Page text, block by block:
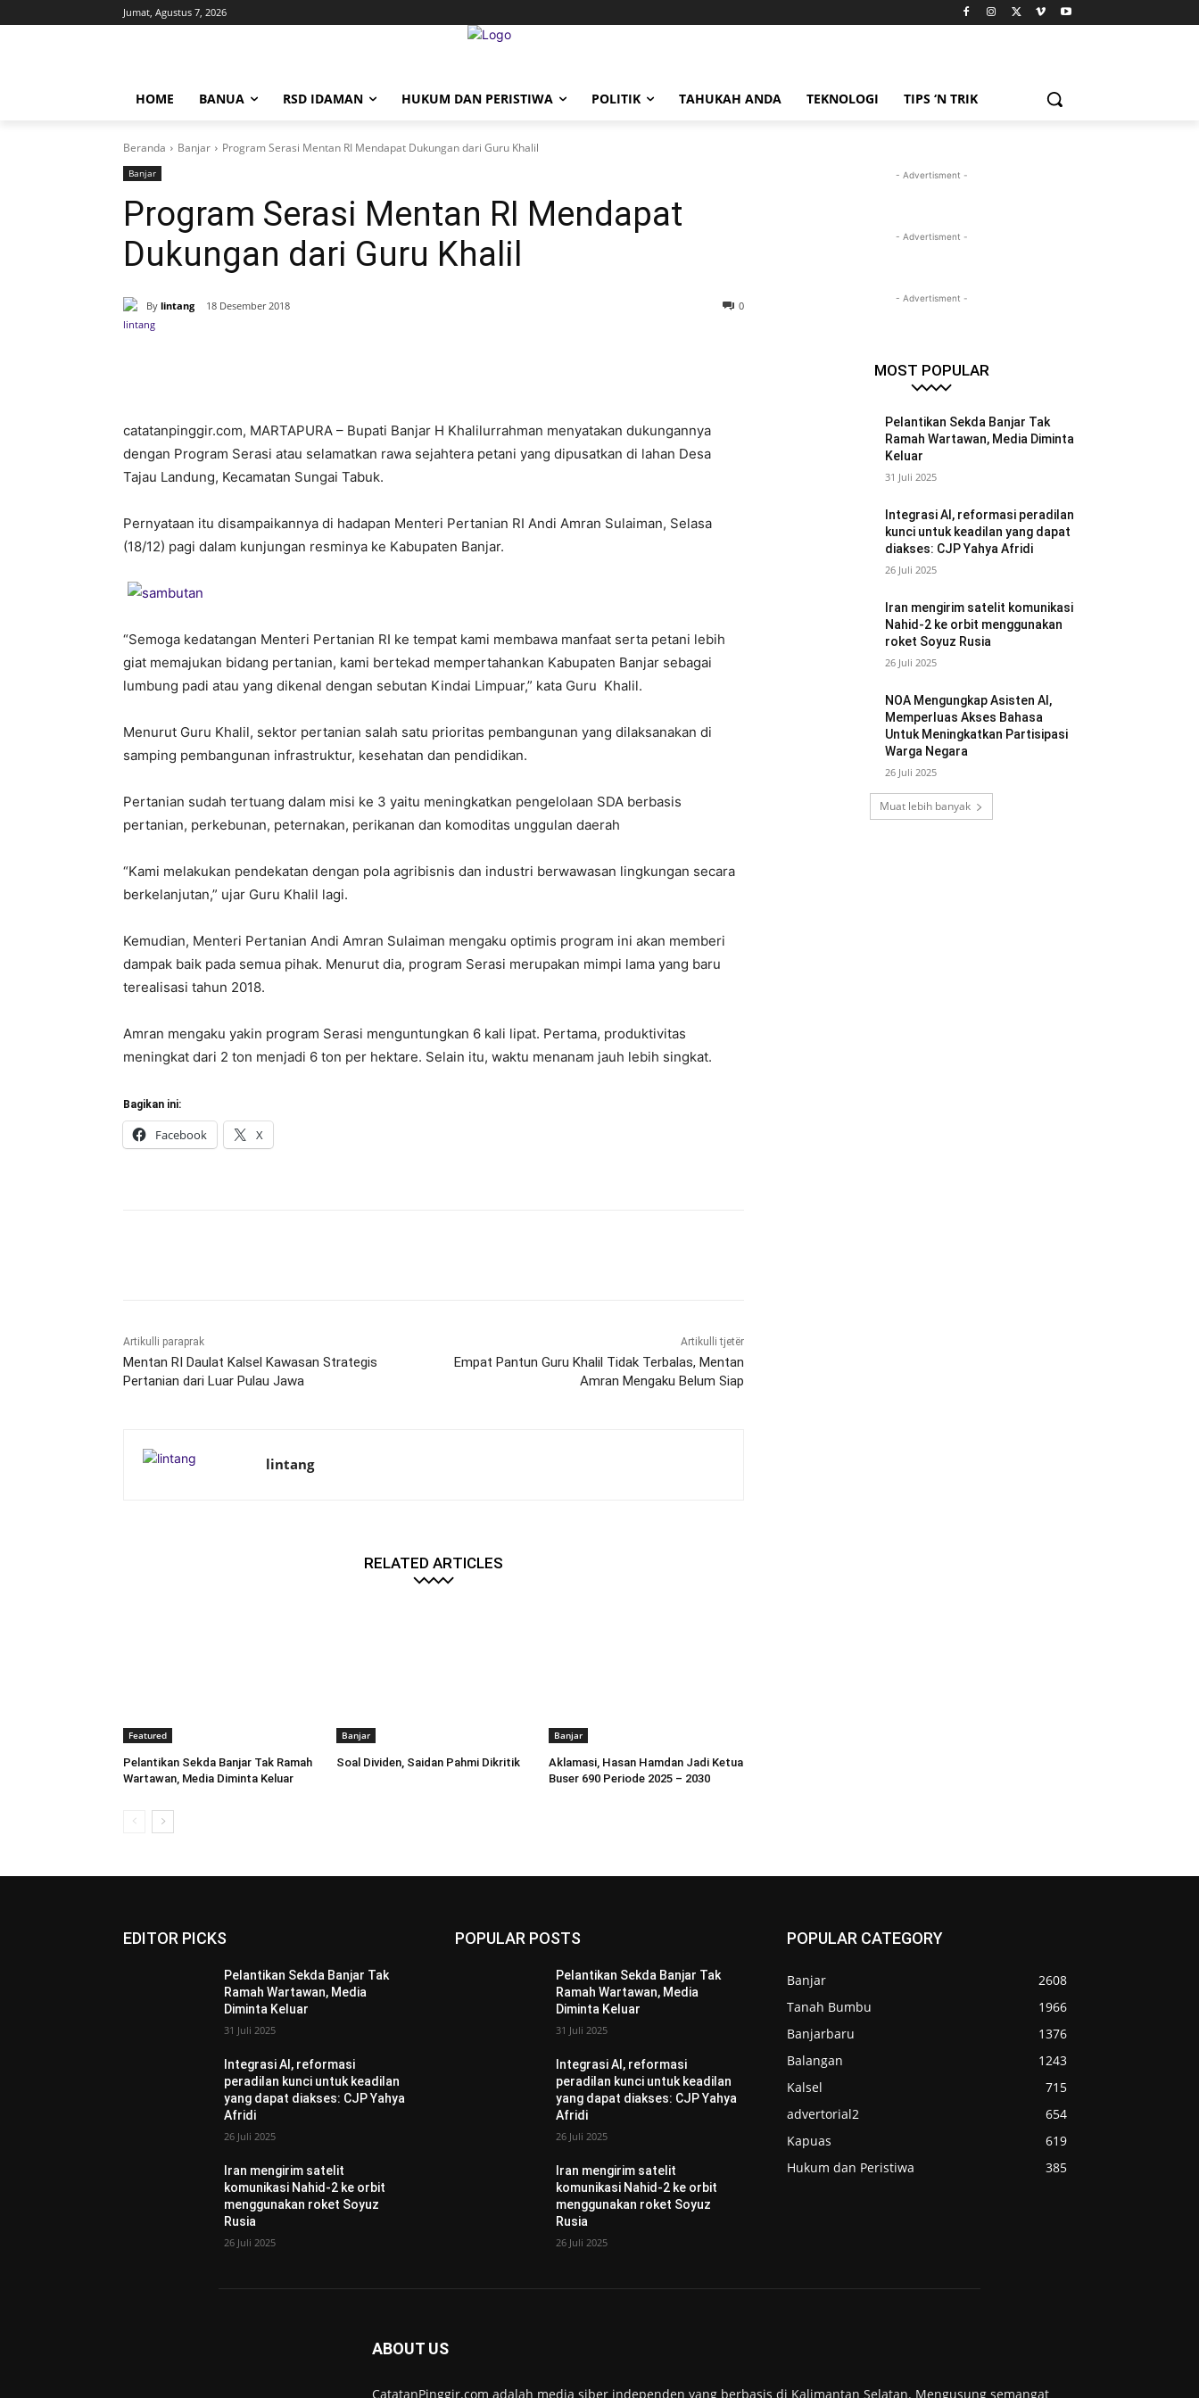
Jumat, Agustus 7, 2026
HOME BANUA RSD IDAMAN HUKUM DAN PERISTIWA POLITIK TAHUKAH ANDA TEKNOLOGI TIPS ‘N TRIK
Beranda Banjar Program Serasi Mentan RI Mendapat Dukungan dari Guru Khalil
Banjar
Program Serasi Mentan RI Mendapat
Dukungan dari Guru Khalil
By lintang 18 Desember 2018 0
catatanpinggir.com, MARTAPURA – Bupati Banjar H Khalilurrahman menyatakan dukungannya
dengan Program Serasi atau selamatkan rawa sejahtera petani yang dipusatkan di lahan Desa
Tajau Landung, Kecamatan Sungai Tabuk.
Pernyataan itu disampaikannya di hadapan Menteri Pertanian RI Andi Amran Sulaiman, Selasa
(18/12) pagi dalam kunjungan resminya ke Kabupaten Banjar.
“Semoga kedatangan Menteri Pertanian RI ke tempat kami membawa manfaat serta petani lebih
giat memajukan bidang pertanian, kami bertekad mempertahankan Kabupaten Banjar sebagai
lumbung padi atau yang dikenal dengan sebutan Kindai Limpuar,” kata Guru Khalil.
Menurut Guru Khalil, sektor pertanian salah satu prioritas pembangunan yang dilaksanakan di
samping pembangunan infrastruktur, kesehatan dan pendidikan.
Pertanian sudah tertuang dalam misi ke 3 yaitu meningkatkan pengelolaan SDA berbasis
pertanian, perkebunan, peternakan, perikanan dan komoditas unggulan daerah
“Kami melakukan pendekatan dengan pola agribisnis dan industri berwawasan lingkungan secara
berkelanjutan,” ujar Guru Khalil lagi.
Kemudian, Menteri Pertanian Andi Amran Sulaiman mengaku optimis program ini akan memberi
dampak baik pada semua pihak. Menurut dia, program Serasi merupakan mimpi lama yang baru
terealisasi tahun 2018.
Amran mengaku yakin program Serasi menguntungkan 6 kali lipat. Pertama, produktivitas
meningkat dari 2 ton menjadi 6 ton per hektare. Selain itu, waktu menanam jauh lebih singkat.
Bagikan ini:
Facebook X
Artikulli paraprak
Mentan RI Daulat Kalsel Kawasan Strategis
Pertanian dari Luar Pulau Jawa
Artikulli tjetër
Empat Pantun Guru Khalil Tidak Terbalas, Mentan
Amran Mengaku Belum Siap
lintang
RELATED ARTICLES
Featured
Pelantikan Sekda Banjar Tak Ramah
Wartawan, Media Diminta Keluar
Banjar
Soal Dividen, Saidan Pahmi Dikritik
Banjar
Aklamasi, Hasan Hamdan Jadi Ketua
Buser 690 Periode 2025 – 2030
- Advertisment -
- Advertisment -
- Advertisment -
MOST POPULAR
Pelantikan Sekda Banjar Tak
Ramah Wartawan, Media Diminta
Keluar
31 Juli 2025
Integrasi AI, reformasi peradilan
kunci untuk keadilan yang dapat
diakses: CJP Yahya Afridi
26 Juli 2025
Iran mengirim satelit komunikasi
Nahid-2 ke orbit menggunakan
roket Soyuz Rusia
26 Juli 2025
NOA Mengungkap Asisten AI,
Memperluas Akses Bahasa
Untuk Meningkatkan Partisipasi
Warga Negara
26 Juli 2025
Muat lebih banyak
EDITOR PICKS
Pelantikan Sekda Banjar Tak
Ramah Wartawan, Media
Diminta Keluar
31 Juli 2025
Integrasi AI, reformasi
peradilan kunci untuk keadilan
yang dapat diakses: CJP Yahya
Afridi
26 Juli 2025
Iran mengirim satelit
komunikasi Nahid-2 ke orbit
menggunakan roket Soyuz
Rusia
26 Juli 2025
POPULAR POSTS
Pelantikan Sekda Banjar Tak
Ramah Wartawan, Media
Diminta Keluar
31 Juli 2025
Integrasi AI, reformasi
peradilan kunci untuk keadilan
yang dapat diakses: CJP Yahya
Afridi
26 Juli 2025
Iran mengirim satelit
komunikasi Nahid-2 ke orbit
menggunakan roket Soyuz
Rusia
26 Juli 2025
POPULAR CATEGORY
Banjar
2608
Tanah Bumbu
1966
Banjarbaru
1376
Balangan
1243
Kalsel
715
advertorial2
654
Kapuas
619
Hukum dan Peristiwa
385
ABOUT US
CatatanPinggir.com adalah media siber independen yang berbasis di Kalimantan Selatan. Mengusung semangat